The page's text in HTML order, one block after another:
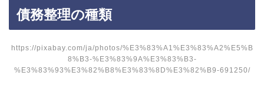
債務整理の種類
https://pixabay.com/ja/photos/%E3%83%A1%E3%83%A2%E5%B
8%B3-%E3%83%9A%E3%83%B3-
%E3%83%93%E3%82%B8%E3%83%8D%E3%82%B9-691250/